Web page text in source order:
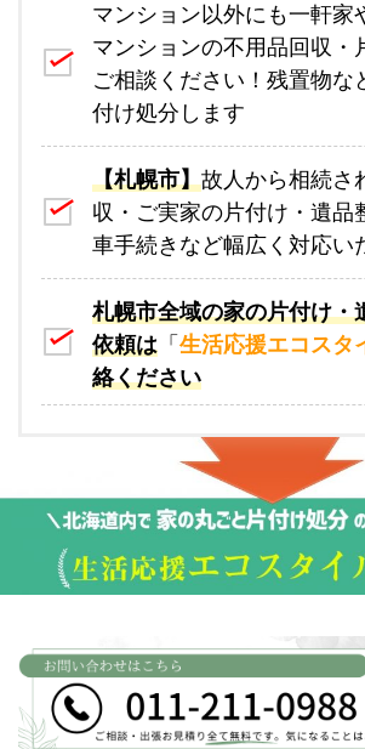
マンション以外にも一軒家
マンションの不用品回収・
ご相談ください！残置物な
付け処分します
【札幌市】故人から相続さ
収・ご実家の片付け・遺品
車手続きなど幅広く対応い
札幌市全域の家の片付け・
依頼は 「 生活応援エコスタ
絡ください